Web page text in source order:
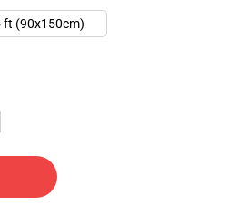
ft (90x150cm)